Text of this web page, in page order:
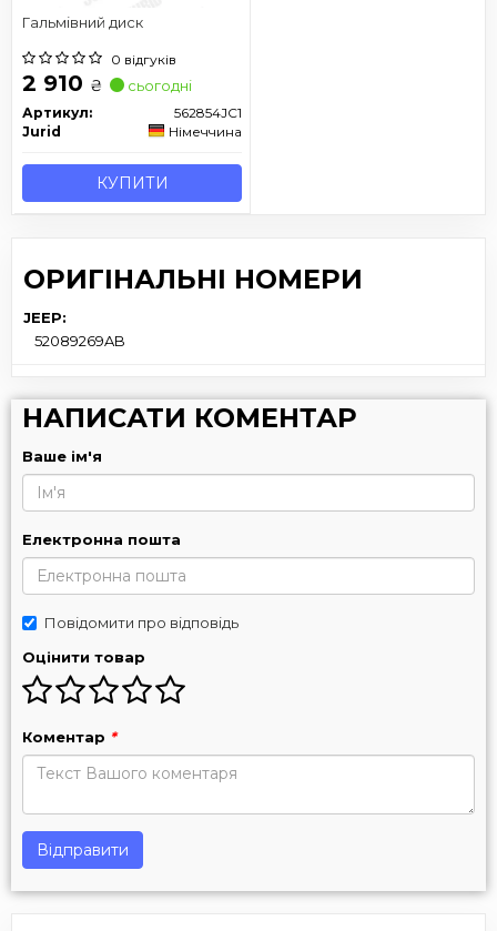
Гальмівний диск
0 відгуків
2 910 ₴ сьогодні
Артикул:
562854JC1
Jurid
Німеччина
КУПИТИ
ОРИГІНАЛЬНІ НОМЕРИ
JEEP:
52089269AB
НАПИСАТИ КОМЕНТАР
Ваше ім'я
Електронна пошта
Повідомити про відповідь
Оцінити товар
Коментар *
Відправити